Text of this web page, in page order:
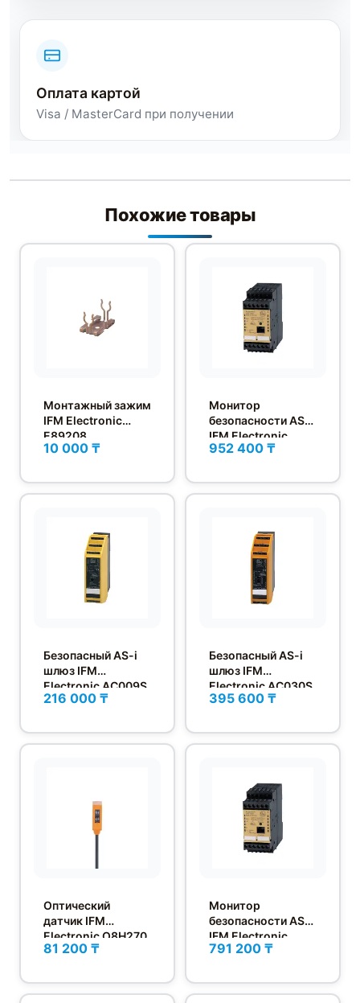
Оплата картой
Visa / MasterCard при получении
Похожие товары
Монтажный зажим
IFM Electronic
E89208
10 000 ₸
Монитор
безопасности AS-i
IFM Electronic
AC004S
952 400 ₸
Безопасный AS-i
шлюз IFM
Electronic AC009S
216 000 ₸
Безопасный AS-i
шлюз IFM
Electronic AC030S
395 600 ₸
Оптический
датчик IFM
Electronic O8H270
81 200 ₸
Монитор
безопасности AS-i
IFM Electronic
AC003S
791 200 ₸